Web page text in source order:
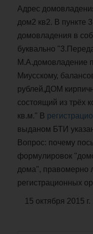
Адрес
дом2 кв2. В пункте
домовладения в
буквально
М.А.домовладение
Миусскому,
рублей,ДОМ
состоящий из трёх
кв.м." В
выданом БТИ
Вопрос: почему
формулировок
дома", правомерно
регистрационных
15 октября 2015